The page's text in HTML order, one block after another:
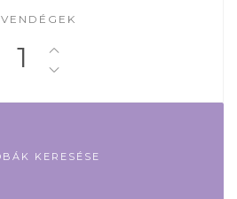
VENDÉGEK
1